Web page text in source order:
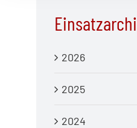
2026
2025
2024